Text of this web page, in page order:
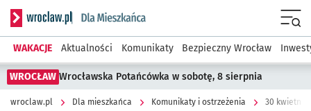
Serwis informacyjny wroclaw.pl podserwis: Dla mieszkańca
WAKACJE Aktualności Komunikaty Bezpieczny Wrocław
WROCŁAW Wrocławska Potańcówka w sobotę, 8 sierpnia
wroclaw.pl Dla mieszkańca Komunikaty i ostrzeżenia 30